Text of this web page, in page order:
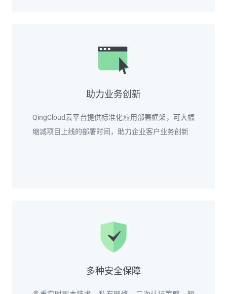
助力业务创新
QingCloud云平台提供标准化应用部署框架，可大幅
缩减项目上线的部署时间，助力企业客户业务创新
多种安全保障